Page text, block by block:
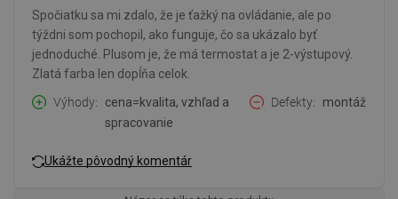
Spočiatku sa mi zdalo, že je ťažký na ovládanie, ale po
týždni som pochopil, ako funguje, čo sa ukázalo byť
jednoduché. Plusom je, že má termostat a je 2-výstupový.
Zlatá farba len dopĺňa celok.
Výhody
cena=kvalita, vzhľad a
spracovanie
Defekty montáž
Ukážte pôvodný komentár